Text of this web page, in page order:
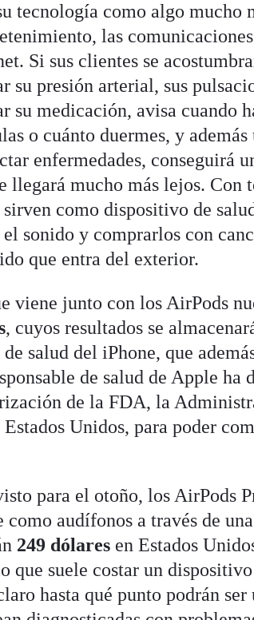
tecnología como algo mucho
las
Si sus clientes se
su presión arterial, sus
su medicación, avisa cuando
o cuánto duermes, y
enfermedades, conseguirá
mucho más lejos. Con
como dispositivo de
sonido y comprarlos con
que entra del exterior.
viene junto con los AirPods
, cuyos resultados se
salud del iPhone, que
de salud de Apple ha
de la FDA, la
Unidos, para poder
para el otoño, los AirPods
como audífonos a través de una
249 dólares en Estados
que suele costar un
hasta qué punto podrán ser